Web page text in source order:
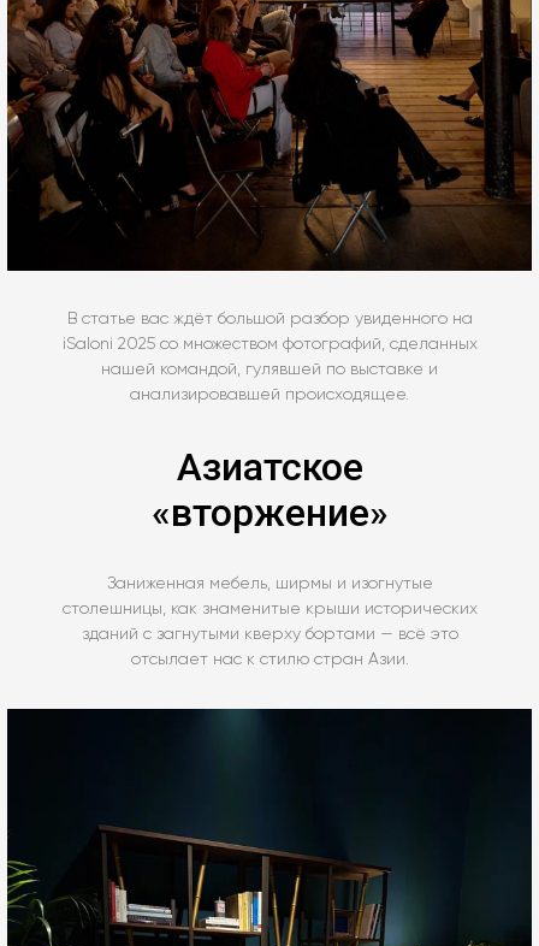
В статье вас ждёт большой разбор увиденного на
iSaloni 2025 со множеством фотографий, сделанных
нашей командой, гулявшей по выставке и
анализировавшей происходящее.
Азиатское
«вторжение»
Заниженная мебель, ширмы и изогнутые
столешницы, как знаменитые крыши исторических
зданий с загнутыми кверху бортами — всё это
отсылает нас к стилю стран Азии.